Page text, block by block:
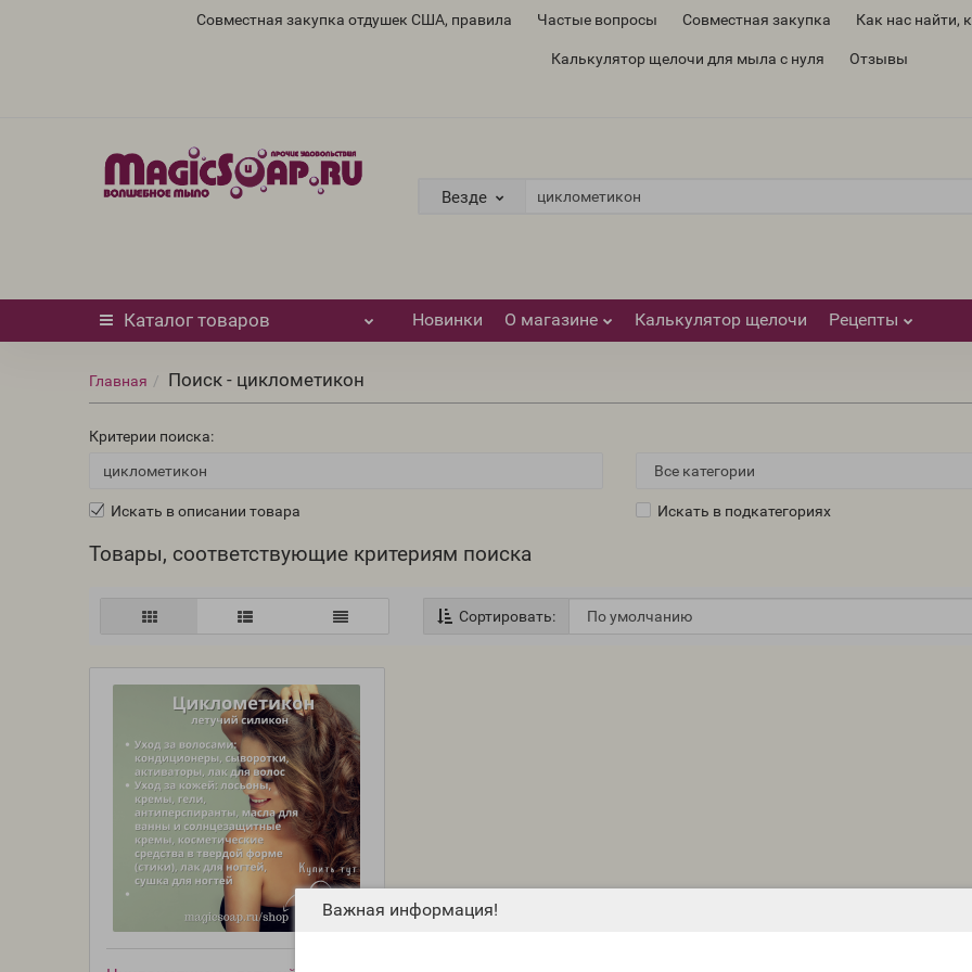
Важная информация!
Совместная закупка отдушек США, правила Частые вопросы Совместная закупка Как нас найти,
Калькулятор щелочи для мыла с нуля Отзывы
Везде
Каталог товаров Новинки О магазине Калькулятор щелочи Рецепты
Главная Поиск - циклометикон
Критерии поиска:
Искать в описании товара Искать в подкатегориях
Товары, соответствующие критериям поиска
Сортировать: